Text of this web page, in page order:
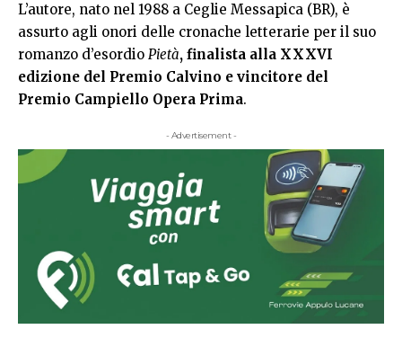
L’autore, nato nel 1988 a Ceglie Messapica (BR), è
assurto agli onori delle cronache letterarie per il suo
romanzo d’esordio Pietà, finalista alla XXXVI
edizione del Premio Calvino e vincitore del
Premio Campiello Opera Prima.
- Advertisement -